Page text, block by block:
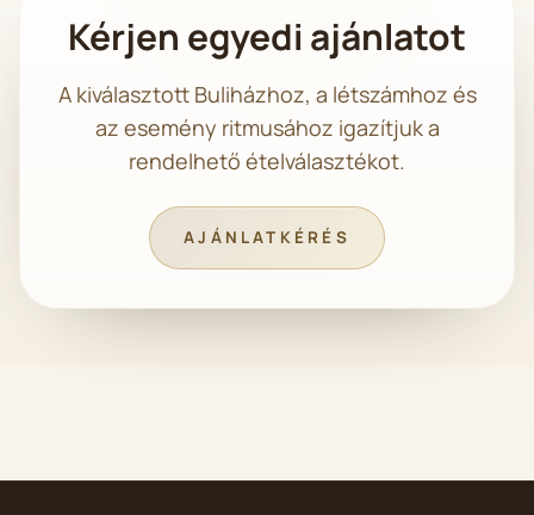
Kérjen egyedi ajánlatot
A kiválasztott Buliházhoz, a létszámhoz és
az esemény ritmusához igazítjuk a
rendelhető ételválasztékot.
AJÁNLATKÉRÉS